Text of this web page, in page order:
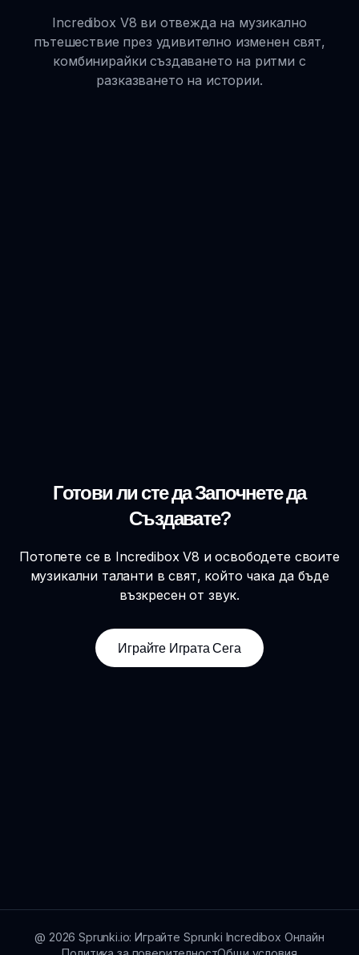
Incredibox V8 ви отвежда на музикално
пътешествие през удивително изменен свят,
комбинирайки създаването на ритми с
разказването на истории.
Готови ли сте да Започнете да
Създавате?
Потопете се в Incredibox V8 и освободете своите
музикални таланти в свят, който чака да бъде
възкресен от звук.
Играйте Играта Сега
@ 2026 Sprunki.io: Играйте Sprunki Incredibox Онлайн